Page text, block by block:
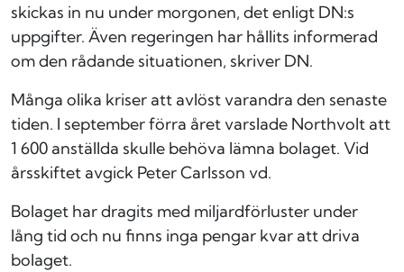
skickas in nu under morgonen, det enligt DN:s
uppgifter. Även regeringen har hållits informerad
om den rådande situationen, skriver DN.
Många olika kriser att avlöst varandra den senaste
tiden. I september förra året varslade Northvolt att
1 600 anställda skulle behöva lämna bolaget. Vid
årsskiftet avgick Peter Carlsson vd.
Bolaget har dragits med miljardförluster under
lång tid och nu finns inga pengar kvar att driva
bolaget.